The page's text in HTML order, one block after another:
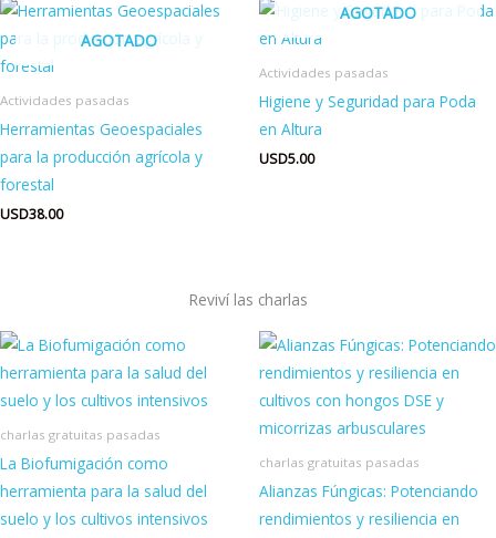
AGOTADO
Actividades pasadas
Herramientas Geoespaciales
para la producción agrícola y
forestal
USD38.00
AGOTADO
Actividades pasadas
Higiene y Seguridad para Poda
en Altura
USD5.00
Reviví las charlas
charlas gratuitas pasadas
La Biofumigación como
herramienta para la salud del
suelo y los cultivos intensivos
charlas gratuitas pasadas
Alianzas Fúngicas: Potenciando
rendimientos y resiliencia en